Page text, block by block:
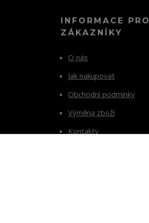
INFORMACE PRO
ZÁKAZNÍKY
O nás
Jak nakupovat
Obchodní podmínky
Výměna zboží
Kontakty